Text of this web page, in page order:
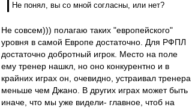
Не понял, вы со мной согласны, или нет?
Не совсем))) полагаю таких "европейского"
уровня в самой Европе достаточно. Для РФПЛ
достаточно добротный игрок. Место на поле
ему тренер нашкл, но оно конкурентно и в
крайних играх он, очевидно, устраивал тренера
меньше чем Джано. В других играх может быть
иначе, что мы уже видели- главное, чтоб на